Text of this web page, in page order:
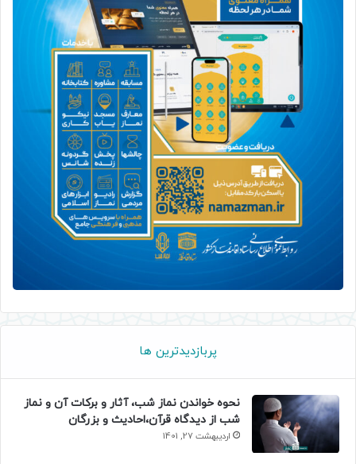
پربازدیدترین ها
نحوه خواندن نماز شب، آثار و برکات آن و نماز
شب از دیدگاه قرآن،احادیث و بزرگان
اردیبهشت 27, 1401